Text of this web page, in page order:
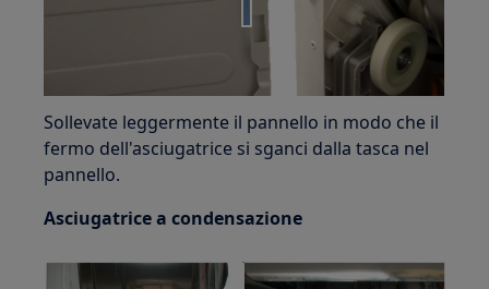
Sollevate leggermente il pannello in modo che il
fermo dell'asciugatrice si sganci dalla tasca nel
pannello.
Asciugatrice a condensazione